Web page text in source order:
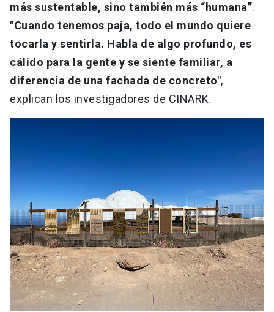
más sustentable, sino también más “humana”.
"Cuando tenemos paja, todo el mundo quiere
tocarla y sentirla. Habla de algo profundo, es
cálido para la gente y se siente familiar, a
diferencia de una fachada de concreto",
explican los investigadores de CINARK.